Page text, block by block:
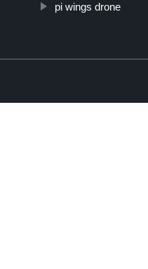
pi wings drone